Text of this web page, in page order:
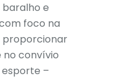
baralho e
foco na
proporcionar
no convívio
–